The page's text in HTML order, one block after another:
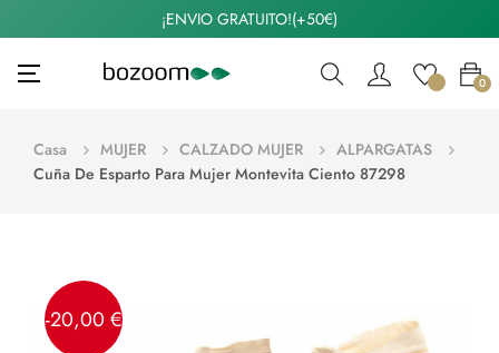
¡ENVIO GRATUITO!(+50€)
Navegación
☰ 0
Casa MUJER CALZADO MUJER
ALPARGATAS
Cuña De Esparto Para Mujer Montevita Ciento 87298
-20,00 €